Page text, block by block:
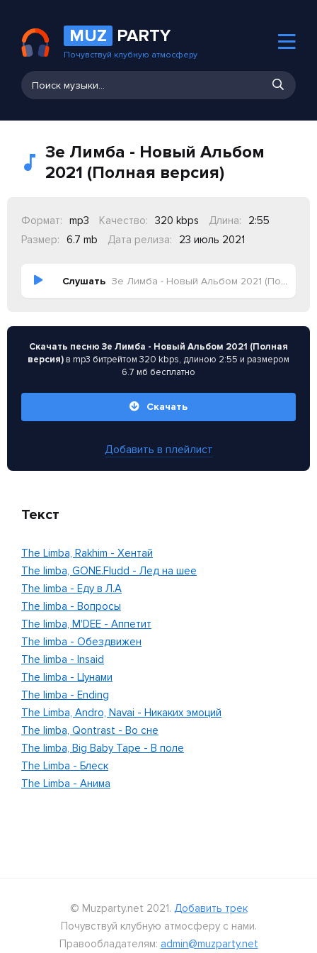
MUZ PARTY
Почувствуй клубную атмосферу
Зе Лимба - Новый Альбом
2021 (Полная версия)
Формат: mp3 Качество: 320 kbps Длина:
2:55
Размер:
6.7 mb Дата релиза: 23 июль 2021
Слушать Зе Лимба - Новый Альбом 2021 (Полная версия)
Скачать песню Зе Лимба - Новый Альбом 2021 (Полная
версия) в mp3 битрейтом 320 kbps, длиною 2:55 и размером
6.7 мб бесплатно
Скачать
Добавить в плейлист
Текст
The Limba, Rakhim - Хентай
The limba, GONE.Fludd - Лед на шее
The limba - Еду в Л.А
The limba - Вопросы
The limba, M'DEE - Аппетит
The limba - Обездвижен
The limba - Insaid
The limba - Цунами
The limba - Ending
The Limba, Andro, Navai - Никаких эмоций
The limba, Qontrast - Во сне
The limba, Big Baby Tape - В поле
The Limba - Блеск
The Limba - Анима
© Muzparty.net 2021. Добавить трек
Почувствуй клубную атмосферу с нами.
Правообладателям: admin@muzparty.net